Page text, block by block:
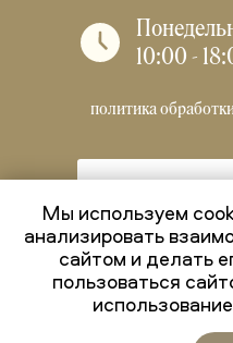
политика
10:00 -
Мы используем
анализировать
сайтом и делать
пользоваться